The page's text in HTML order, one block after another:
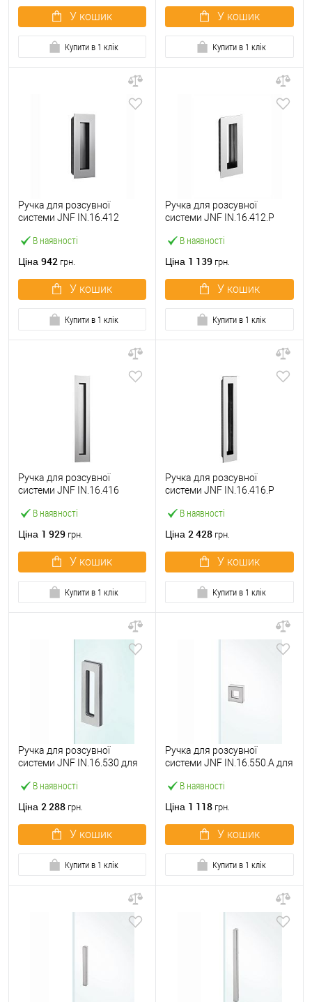
У кошик
Купити в 1 клік
У кошик
Купити в 1 клік
В наявності
Ручка для розсувної
системи JNF IN.16.412
Ціна 942 грн.
У кошик
Купити в 1 клік
В наявності
Ручка для розсувної
системи JNF IN.16.412.P
сталь
Ціна 1 139 грн.
У кошик
Купити в 1 клік
В наявності
Ручка для розсувної
системи JNF IN.16.416
Ціна 1 929 грн.
У кошик
Купити в 1 клік
В наявності
Ручка для розсувної
системи JNF IN.16.416.P
сталь
Ціна 2 428 грн.
У кошик
Купити в 1 клік
В наявності
Ручка для розсувної
системи JNF IN.16.530 для
Ціна 2 288 грн.
У кошик
Купити в 1 клік
В наявності
Ручка для розсувної
системи JNF IN.16.550.A для
Ціна 1 118 грн.
У кошик
Купити в 1 клік